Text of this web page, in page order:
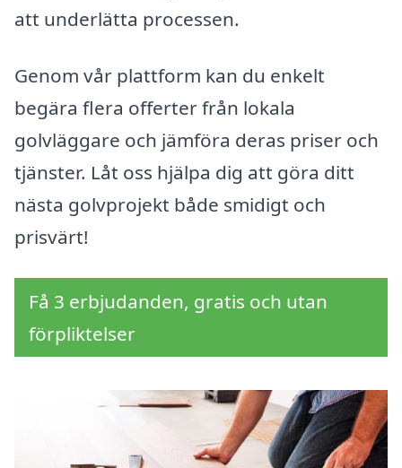
att underlätta processen.
Genom vår plattform kan du enkelt
begära flera offerter från lokala
golvläggare och jämföra deras priser och
tjänster. Låt oss hjälpa dig att göra ditt
nästa golvprojekt både smidigt och
prisvärt!
Få 3 erbjudanden, gratis och utan
förpliktelser